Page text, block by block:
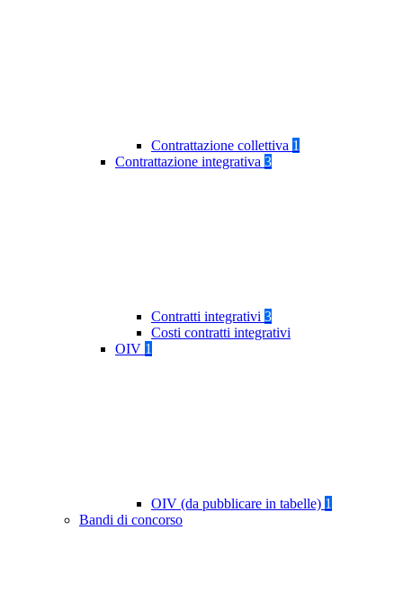
Contrattazione collettiva 1
Contrattazione integrativa 3
Contratti integrativi 3
Costi contratti integrativi
OIV 1
OIV (da pubblicare in tabelle) 1
Bandi di concorso